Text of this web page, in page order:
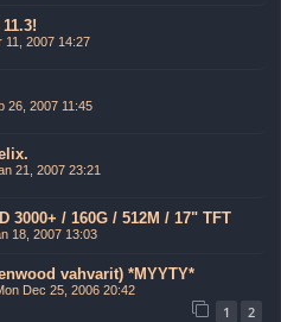
11, 2007 14:27
26, 2007 11:45
21, 2007 23:21
3000+ / 160G / 512M / 17" TFT
18, 2007 13:03
vahvarit) *MYYTY*
Dec 25, 2006 20:42
1 2